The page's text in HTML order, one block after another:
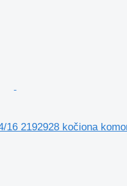
16 2192928 kočiona